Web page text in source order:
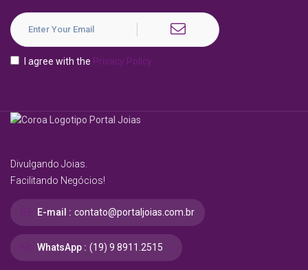
I agree with the Privacy Policy
Divulgando Joias.
Facilitando Negócios!
E-mail : contato@portaljoias.com.br
WhatsApp : (19) 9 8911.2515